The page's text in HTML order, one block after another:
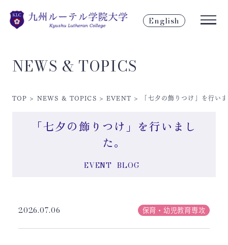
English
NEWS & TOPICS
TOP > NEWS & TOPICS >EVENT > 「七夕の飾りつけ」を行い
「七夕の飾りつけ」を行いまし
た。
EVENT BLOG
2026.07.06 保育・幼児教育専攻